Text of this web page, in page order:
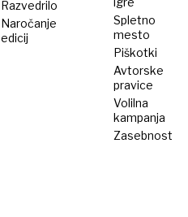
Razvedrilo
Naročanje
edicij
Spletno
mesto
Piškotki
Avtorske
pravice
Volilna
kampanja
Zasebnost